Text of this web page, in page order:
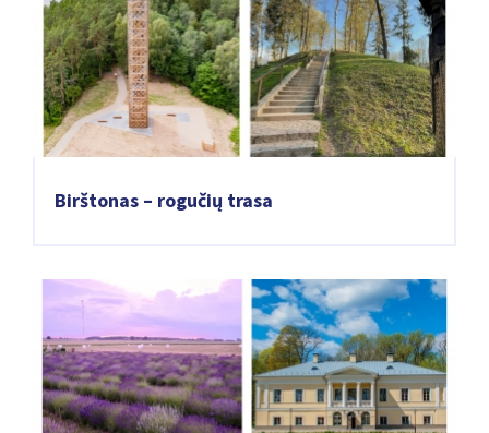
Birštonas – rogučių trasa